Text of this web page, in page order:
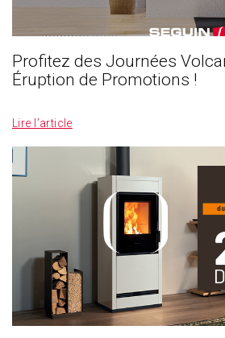
Profitez des Journées
Éruption de Promotions !
Lire l’article